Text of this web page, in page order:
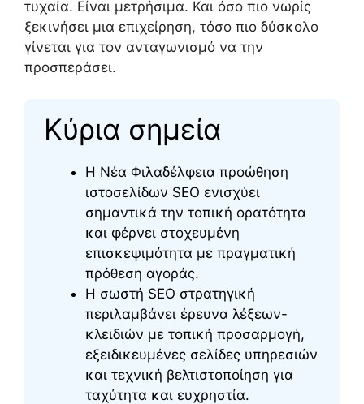
τυχαία. Είναι μετρήσιμα. Και όσο πιο νωρίς
ξεκινήσει μια επιχείρηση, τόσο πιο δύσκολο
γίνεται για τον ανταγωνισμό να την
προσπεράσει.
Κύρια σημεία
Η Νέα Φιλαδέλφεια προώθηση
ιστοσελίδων SEO ενισχύει
σημαντικά την τοπική ορατότητα
και φέρνει στοχευμένη
επισκεψιμότητα με πραγματική
πρόθεση αγοράς.
Η σωστή SEO στρατηγική
περιλαμβάνει έρευνα λέξεων-
κλειδιών με τοπική προσαρμογή,
εξειδικευμένες σελίδες υπηρεσιών
και τεχνική βελτιστοποίηση για
ταχύτητα και ευχρηστία.